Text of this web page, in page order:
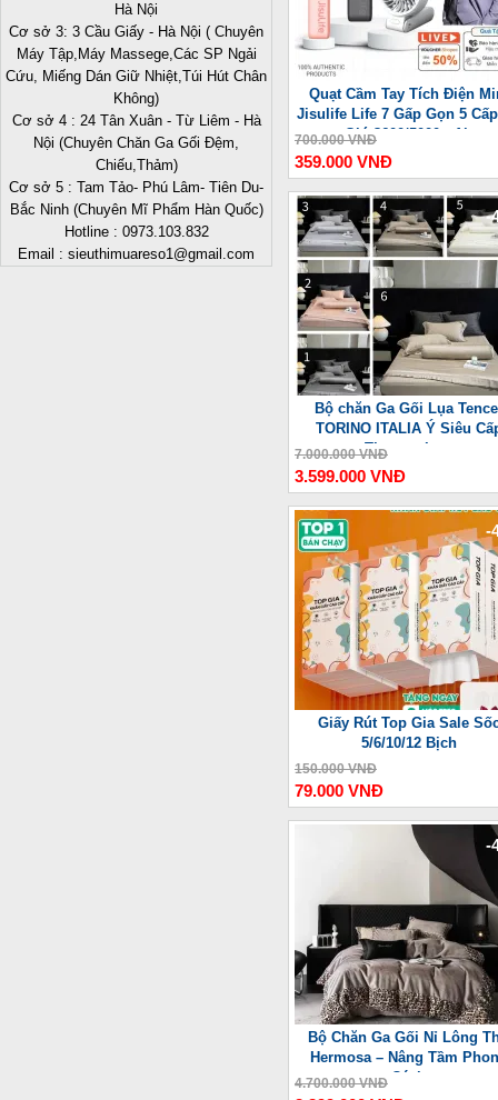
Quạt Cầm Tay Tích Điện
Jisulife Life 7 Gấp Gọn 5
Gió 3600/5000mAh
700.000 VNĐ
359.000 VNĐ
-
Bộ chăn Ga Gối Lụa
TORINO ITALIA Ý Siêu
Thượng Lưu
7.000.000 VNĐ
3.599.000 VNĐ
-
Giấy Rút Top Gia Sale
5/6/10/12 Bịch
150.000 VNĐ
79.000 VNĐ
-
Bộ Chăn Ga Gối Nỉ Lông
Hermosa – Nâng Tầm
Cách
4.700.000 VNĐ
Hà Nội
Cơ sở 3: 3 Cầu Giấy - Hà Nội ( Chuyên
Máy Tập,Máy Massege,Các SP Ngải
Cứu, Miếng Dán Giữ Nhiệt,Túi Hút Chân
Không)
Cơ sở 4 : 24 Tân Xuân - Từ Liêm - Hà
Nội (Chuyên Chăn Ga Gối Đệm,
Chiếu,Thảm)
Cơ sở 5 : Tam Tảo- Phú Lâm- Tiên Du-
Bắc Ninh (Chuyên Mĩ Phẩm Hàn Quốc)
Hotline : 0973.103.832
Email : sieuthimuareso1@gmail.com